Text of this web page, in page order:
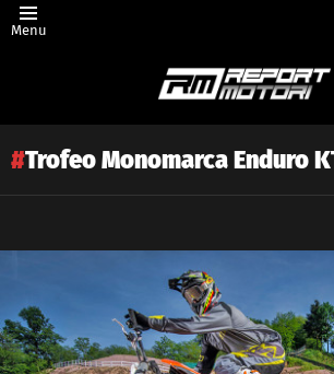
Menu
Trofeo Monomarca Enduro
story